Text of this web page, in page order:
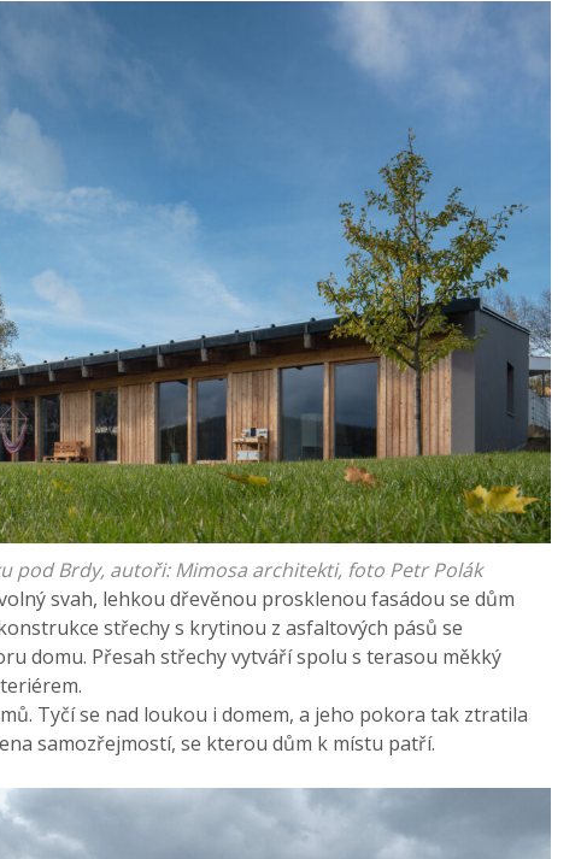
pod Brdy, autoři: Mimosa architekti, foto Petr Polák
svah, lehkou dřevěnou prosklenou fasádou se dům
střechy s krytinou z asfaltových pásů se
domu. Přesah střechy vytváří spolu s terasou měkký
Tyčí se nad loukou i domem, a jeho pokora tak ztratila
samozřejmostí, se kterou dům k místu patří.